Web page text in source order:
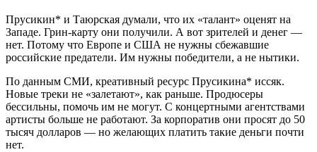
Прусикин* и Таюрская думали, что их «талант» оценят на
Западе. Грин-карту они получили. А вот зрителей и денег —
нет. Потому что Европе и США не нужны сбежавшие
российские предатели. Им нужны победители, а не нытики.
По данным СМИ, креативный ресурс Прусикина* иссяк.
Новые треки не «залетают», как раньше. Продюсеры
бессильны, помочь им не могут. С концертными агентствами
артисты больше не работают. За корпоратив они просят до 50
тысяч долларов — но желающих платить такие деньги почти
нет.